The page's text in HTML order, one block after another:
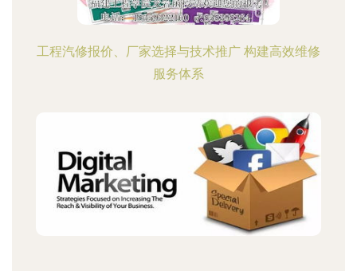
工程汽修报价、厂家选择与技术推广 构建高效维修
服务体系